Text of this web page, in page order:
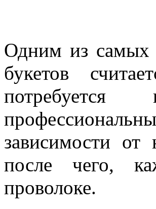
Одним из самых
букетов
потребуется
зависимости от
после чего,
проволоке.